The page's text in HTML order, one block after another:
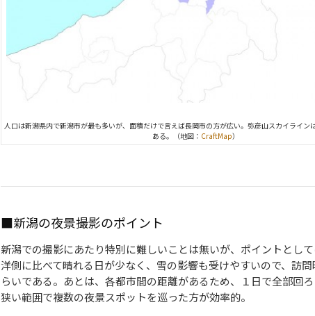
人口は新潟県内で新潟市が最も多いが、面積だけで言えば長岡市の方が広い。弥彦山スカイライン
ある。（地図： CraftMap）
■新潟の夜景撮影のポイント
新潟での撮影にあたり特別に難しいことは無いが、ポイントとし
洋側に比べて晴れる日が少なく、雪の影響も受けやすいので、訪
らいである。あとは、各都市間の距離があるため、１日で全部回
狭い範囲で複数の夜景スポットを巡った方が効率的。